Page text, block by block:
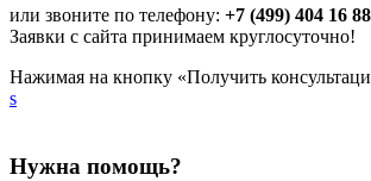
или звоните по телефону: +7 (499) 404 16 88
Заявки с сайта принимаем круглосуточно!
Нажимая на кнопку «Получить
s
Нужна помощь?